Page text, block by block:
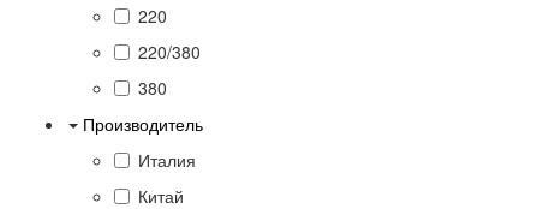
220
220/380
380
Производитель
Италия
Китай